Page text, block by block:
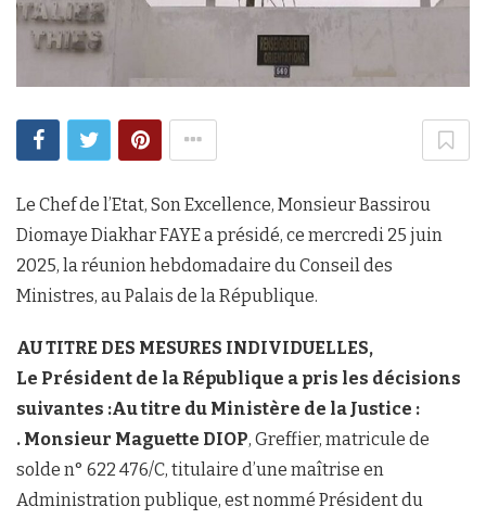
Le Chef de l’Etat, Son Excellence, Monsieur Bassirou
Diomaye Diakhar FAYE a présidé, ce mercredi 25 juin
2025, la réunion hebdomadaire du Conseil des
Ministres, au Palais de la République.
AU TITRE DES MESURES INDIVIDUELLES,
Le Président de la République a pris les décisions
suivantes :Au titre du Ministère de la Justice :
. Monsieur Maguette DIOP, Greffier, matricule de
solde n° 622 476/C, titulaire d’une maîtrise en
Administration publique, est nommé Président du